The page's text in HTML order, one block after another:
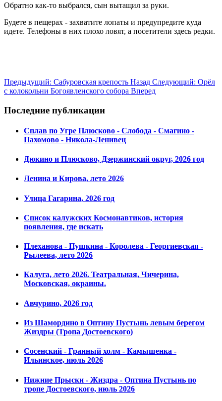
Обратно как-то выбрался, сын вытащил за руки.
Будете в пещерах - захватите лопаты и предупредите куда
идете. Телефоны в них плохо ловят, а посетители здесь редки.
Предыдущий: Сабуровская крепость Назад Следующий: Орёл
с колокольни Богоявленского собора Вперед
Последние публикации
Сплав по Угре Плюсково - Слобода - Смагино -
Пахомово - Никола-Ленивец
Дюкино и Плюсково, Дзержинский округ, 2026 год
Ленина и Кирова, лето 2026
Улица Гагарина, 2026 год
Список калужских Космонавтиков, история
появления, где искать
Плеханова - Пушкина - Королева - Георгиевская -
Рылеева, лето 2026
Калуга, лето 2026. Театральная, Чичерина,
Московская, окраины.
Авчурино, 2026 год
Из Шамордино в Оптину Пустынь левым берегом
Жиздры (Тропа Достоевского)
Сосенский - Гранный холм - Камышенка -
Ильинское, июль 2026
Нижние Прыски - Жиздра - Оптина Пустынь по
тропе Достоевского, июль 2026